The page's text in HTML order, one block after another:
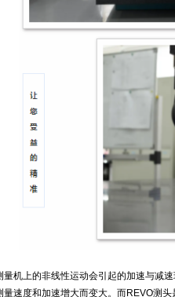
量机上的非线性运动会引起的加速与减
量速度和加速增大而变大。而REVO测